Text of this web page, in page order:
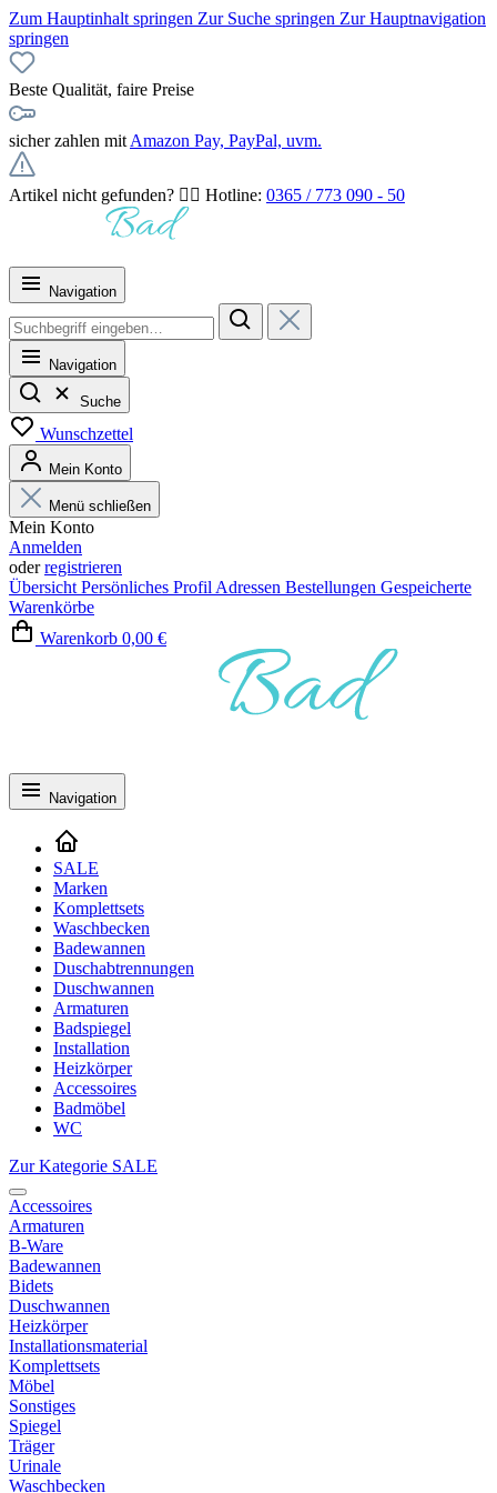
Zum Hauptinhalt springen Zur Suche springen Zur Hauptnavigation
springen
Beste Qualität, faire Preise
sicher zahlen mit Amazon Pay, PayPal, uvm.
Artikel nicht gefunden? 👉🏻 Hotline: 0365 / 773 090 - 50
Navigation
Navigation
Suche
Wunschzettel
Mein Konto
Menü schließen
Mein Konto
Anmelden
oderregistrieren
Übersicht Persönliches Profil Adressen Bestellungen Gespeicherte
Warenkörbe
Warenkorb 0,00 €
Navigation
SALE
Marken
Komplettsets
Waschbecken
Badewannen
Duschabtrennungen
Duschwannen
Armaturen
Badspiegel
Installation
Heizkörper
Accessoires
Badmöbel
WC
Zur Kategorie SALE
Accessoires
Armaturen
B-Ware
Badewannen
Bidets
Duschwannen
Heizkörper
Installationsmaterial
Komplettsets
Möbel
Sonstiges
Spiegel
Träger
Urinale
Waschbecken